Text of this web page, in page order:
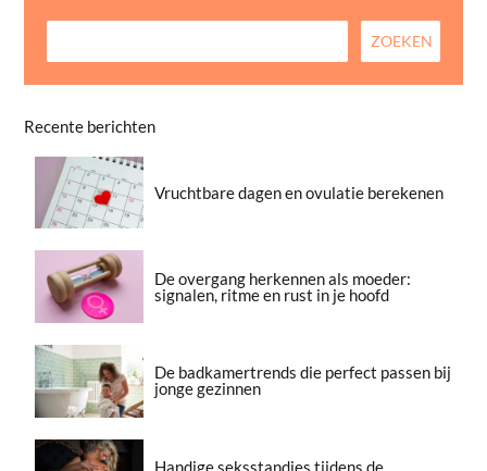
Recente berichten
Vruchtbare dagen en ovulatie berekenen
De overgang herkennen als moeder:
signalen, ritme en rust in je hoofd
De badkamertrends die perfect passen bij
jonge gezinnen
Handige seksstandjes tijdens de